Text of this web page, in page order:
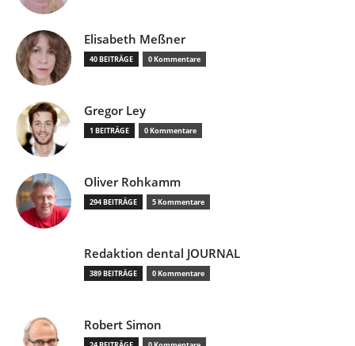
Elisabeth Meßner
40 BEITRÄGE 0 Kommentare
Gregor Ley
1 BEITRÄGE 0 Kommentare
Oliver Rohkamm
294 BEITRÄGE 5 Kommentare
Redaktion dental JOURNAL
389 BEITRÄGE 0 Kommentare
Robert Simon